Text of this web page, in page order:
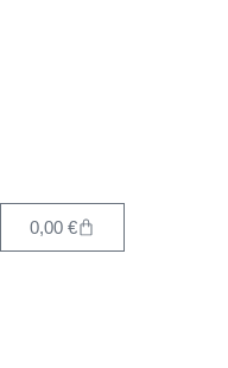
0,00 €